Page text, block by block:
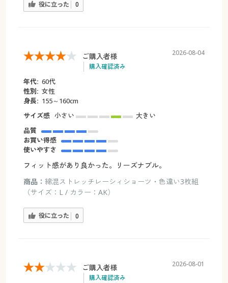
役に立った 0
ご購入者様
購入確認済み
2026-08-04
年代: 60代
性別: 女性
身長: 155～160cm
サイズ感 小さい
大きい
品質
お買い得感
使いやすさ
フィット感があり良かった。リーズナブル。
商品： 綿混ストレッチレーシィショーツ・色違い3枚組
（サイズ：L / カラー：AK）
役に立った 0
ご購入者様
購入確認済み
2026-08-01